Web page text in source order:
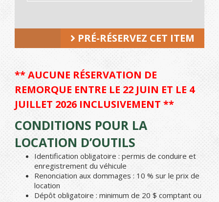
PRÉ-RÉSERVEZ CET ITEM
** AUCUNE RÉSERVATION DE
REMORQUE ENTRE LE 22 JUIN ET LE 4
JUILLET 2026 INCLUSIVEMENT **
CONDITIONS POUR LA
LOCATION D’OUTILS
Identification obligatoire : permis de conduire et
enregistrement du véhicule
Renonciation aux dommages : 10 % sur le prix de
location
Dépôt obligatoire : minimum de 20 $ comptant ou